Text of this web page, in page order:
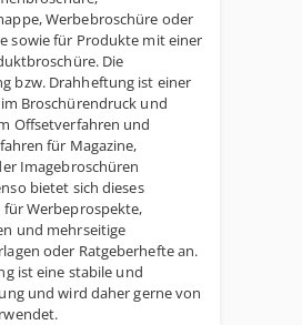
Werbebroschüre oder
sowie für Produkte mit einer
Die
bzw. Drahheftung ist einer
Broschürendruck und
Offsetverfahren und
für Magazine,
Imagebroschüren
bietet sich dieses
Werbeprospekte,
und mehrseitige
oder Ratgeberhefte an.
ist eine stabile und
und wird daher gerne von